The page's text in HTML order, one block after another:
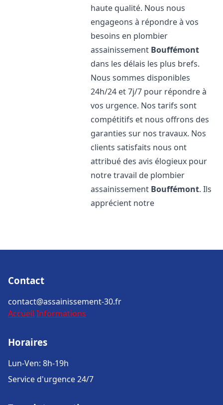
haute qualité. Nous nous
engageons à répondre à vos
besoins en plombier
assainissement Bouffémont
dans les délais les plus brefs.
Nous sommes disponibles
24h/24 et 7j/7 pour répondre à
vos urgence. Nos tarifs sont
compétitifs et nous offrons des
garanties sur nos travaux. Nos
clients satisfaits nous ont
attribué des avis élogieux pour
notre travail de plombier
assainissement Bouffémont. Ils
apprécient notre
Contact
contact@assainissement-30.fr
Accueil Informations
Horaires
Lun-Ven: 8h-19h
Service d'urgence 24/7